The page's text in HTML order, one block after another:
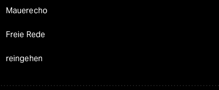
Mauerecho
Freie Rede
reingehen